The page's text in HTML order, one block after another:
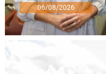
06/08/2026